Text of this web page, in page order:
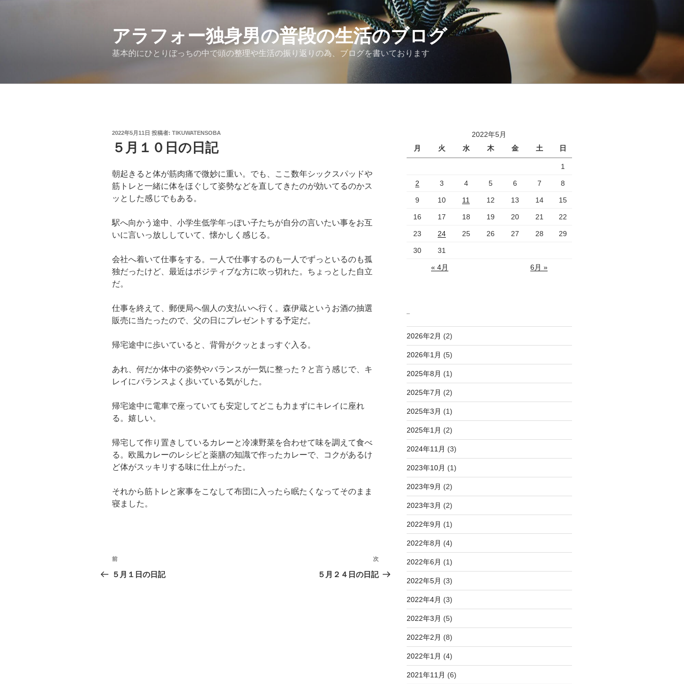
アラフォー独身男の普段の生活のブログ
基本的にひとりぼっちの中で頭の整理や生活の振り返りの為、ブログを書いております
投
日:
2022年5月11日 投稿者: TIKUWATENSOBA
５月１０日の日記
朝起きると体が筋肉痛で微妙に重い。でも、ここ数年シックスパッドや
筋トレと一緒に体をほぐして姿勢などを直してきたのが効いてるのかス
ッとした感じでもある。
駅へ向かう途中、小学生低学年っぽい子たちが自分の言いたい事をお互
いに言いっ放ししていて、懐かしく感じる。
会社へ着いて仕事をする。一人で仕事するのも一人でずっといるのも孤
独だったけど、最近はポジティブな方に吹っ切れた。ちょっとした自立
だ。
仕事を終えて、郵便局へ個人の支払いへ行く。森伊蔵というお酒の抽選
販売に当たったので、父の日にプレゼントする予定だ。
帰宅途中に歩いていると、背骨がクッとまっすぐ入る。
あれ、何だか体中の姿勢やバランスが一気に整った？と言う感じで、キ
レイにバランスよく歩いている気がした。
帰宅途中に電車で座っていても安定してどこも力まずにキレイに座れ
る。嬉しい。
帰宅して作り置きしているカレーと冷凍野菜を合わせて味を調えて食べ
る。欧風カレーのレシピと薬膳の知識で作ったカレーで、コクがあるけ
ど体がスッキリする味に仕上がった。
それから筋トレと家事をこなして布団に入ったら眠たくなってそのまま
寝ました。
投
稿
過
去
前
５月１日の日記
の
次
５月２４日の日記
2022年5月
月
火 水 木 金 土 日
1
2 3 4 5 6 7 8
9 10 11 12 13 14 15
16 17 18 19 20 21 22
23 24 25 26 27 28 29
30 31
« 4月 6月 »
2026年2月 (2)
2026年1月 (5)
2025年8月 (1)
2025年7月 (2)
2025年3月 (1)
2025年1月 (2)
2024年11月 (3)
2023年10月 (1)
2023年9月 (2)
2023年3月 (2)
2022年9月 (1)
2022年8月 (4)
2022年6月 (1)
2022年5月 (3)
2022年4月 (3)
2022年3月 (5)
2022年2月 (8)
2022年1月 (4)
2021年11月 (6)